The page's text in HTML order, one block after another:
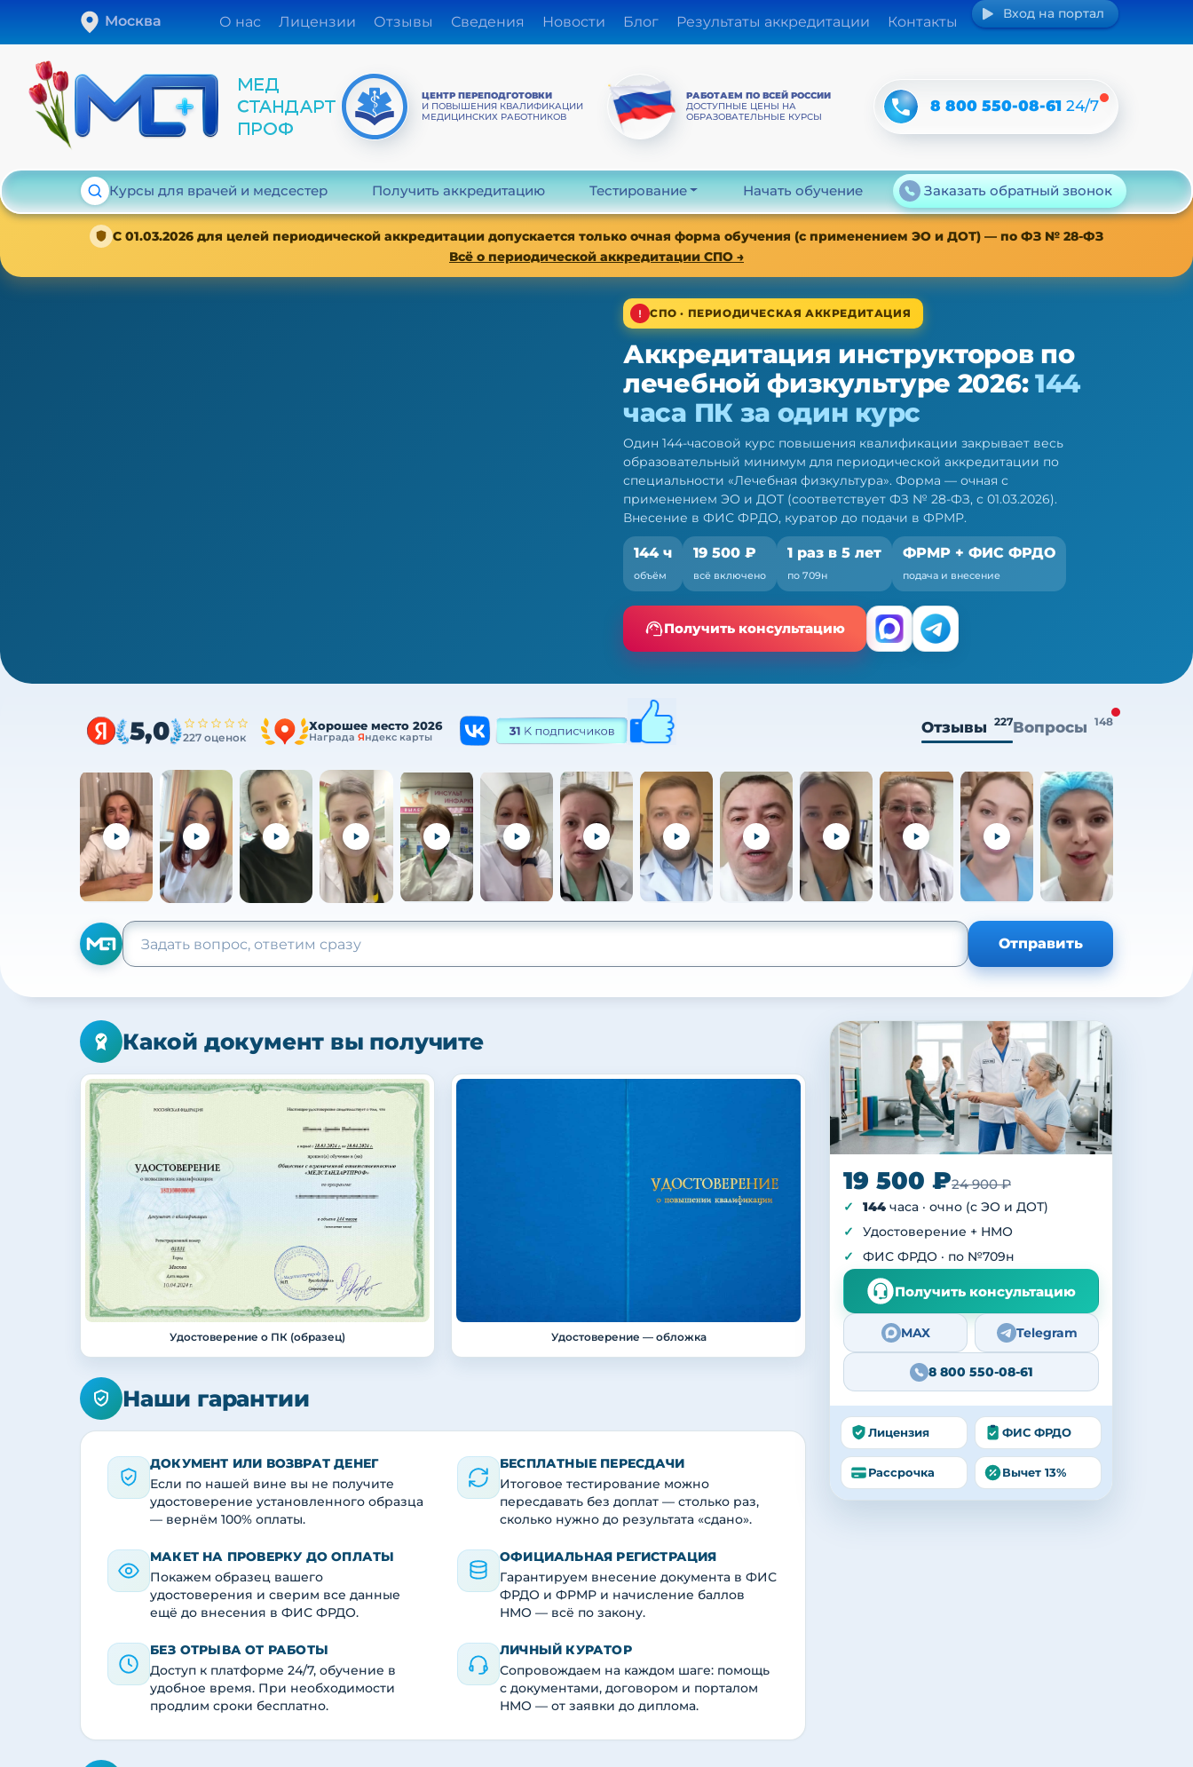
Москва О нас Лицензии Отзывы Сведения Новости Блог Результаты аккредитации Контакты
Вход на портал
ЦЕНТР ПЕРЕПОДГОТОВКИ
И ПОВЫШЕНИЯ КВАЛИФИКАЦИИ
МЕДИЦИНСКИХ РАБОТНИКОВ
РАБОТАЕМ ПО ВСЕЙ РОССИИ
ДОСТУПНЫЕ ЦЕНЫ НА
ОБРАЗОВАТЕЛЬНЫЕ КУРСЫ
8 800 550-08-6124/7
Курсы для врачей и медсестер Получить аккредитацию Тестирование Начать обучение Заказать обратный звонок
С 01.03.2026 для целей периодической аккредитации допускается только очная форма обучения (с применением ЭО и ДОТ) — по ФЗ № 28-ФЗ
Всё о периодической аккредитации СПО →
СПО · ПЕРИОДИЧЕСКАЯ АККРЕДИТАЦИЯ
Аккредитация инструкторов по
лечебной физкультуре 2026: 144
часа ПК за один курс
Один 144-часовой курс повышения квалификации закрывает весь
образовательный минимум для периодической аккредитации по
специальности «Лечебная физкультура». Форма — очная с
применением ЭО и ДОТ (соответствует ФЗ № 28-ФЗ, с 01.03.2026).
Внесение в ФИС ФРДО, куратор до подачи в ФРМР.
144 ч
объём
19 500 ₽
всё включено
1 раз в 5 лет
по 709н
ФРМР + ФИС ФРДО
подача и внесение
Получить консультацию
5,0 227 оценок
Хорошее место 2026
НаградаЯндекс карты
Отзывы 227Вопросы 148
Отправить
Какой документ вы получите
Удостоверение о ПК (образец) Удостоверение — обложка
Наши гарантии
ДОКУМЕНТ ИЛИ ВОЗВРАТ ДЕНЕГ
Если по нашей вине вы не получите
удостоверение установленного образца
— вернём 100% оплаты.
БЕСПЛАТНЫЕ ПЕРЕСДАЧИ
Итоговое тестирование можно
пересдавать без доплат — столько раз,
сколько нужно до результата «сдано».
МАКЕТ НА ПРОВЕРКУ ДО ОПЛАТЫ
Покажем образец вашего
удостоверения и сверим все данные
ещё до внесения в ФИС ФРДО.
ОФИЦИАЛЬНАЯ РЕГИСТРАЦИЯ
Гарантируем внесение документа в ФИС
ФРДО и ФРМР и начисление баллов
НМО — всё по закону.
БЕЗ ОТРЫВА ОТ РАБОТЫ
Доступ к платформе 24/7, обучение в
удобное время. При необходимости
продлим сроки бесплатно.
ЛИЧНЫЙ КУРАТОР
Сопровождаем на каждом шаге: помощь
с документами, договором и порталом
НМО — от заявки до диплома.
19 500 ₽24 900 ₽
144 часа · очно (с ЭО и ДОТ)
Удостоверение + НМО
ФИС ФРДО · по №709н
Получить консультацию
MAX Telegram
8 800 550-08-61
Лицензия ФИС ФРДО
Рассрочка Вычет 13%